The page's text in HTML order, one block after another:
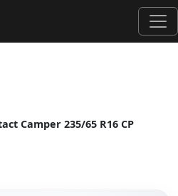
Camper 235/65 R16 CP